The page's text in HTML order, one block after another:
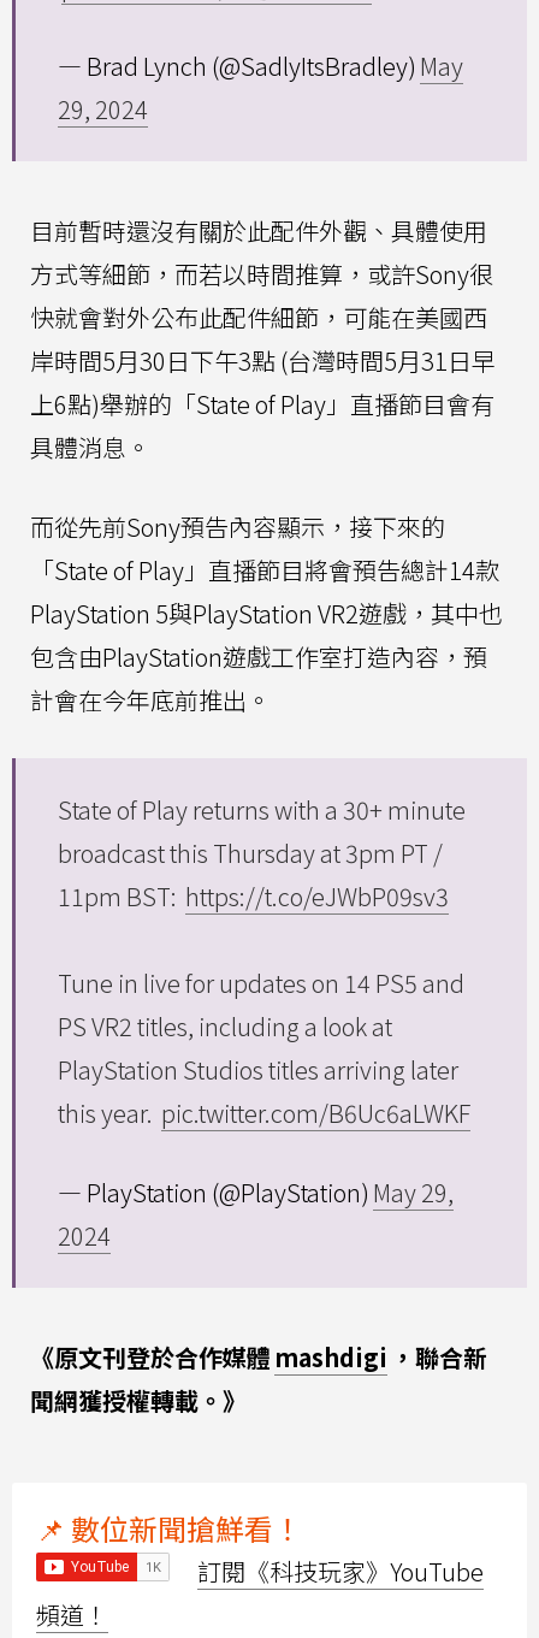
— Brad Lynch (@SadlyItsBradley) May
29, 2024
目前暫時還沒有關於此配件外觀、具體使用
方式等細節，而若以時間推算，或許Sony很
快就會對外公布此配件細節，可能在美國西
岸時間5月30日下午3點 (台灣時間5月31日早
上6點)舉辦的「State of Play」直播節目會有
具體消息。
而從先前Sony預告內容顯示，接下來的
「State of Play」直播節目將會預告總計14款
PlayStation 5與PlayStation VR2遊戲，其中也
包含由PlayStation遊戲工作室打造內容，預
計會在今年底前推出。
State of Play returns with a 30+ minute
broadcast this Thursday at 3pm PT /
11pm BST: https://t.co/eJWbP09sv3
Tune in live for updates on 14 PS5 and
PS VR2 titles, including a look at
PlayStation Studios titles arriving later
this year. pic.twitter.com/B6Uc6aLWKF
— PlayStation (@PlayStation) May 29,
2024
《原文刊登於合作媒體 mashdigi ，聯合新
聞網獲授權轉載。》
📌 數位新聞搶鮮看！
訂閱《科技玩家》YouTube
頻道！